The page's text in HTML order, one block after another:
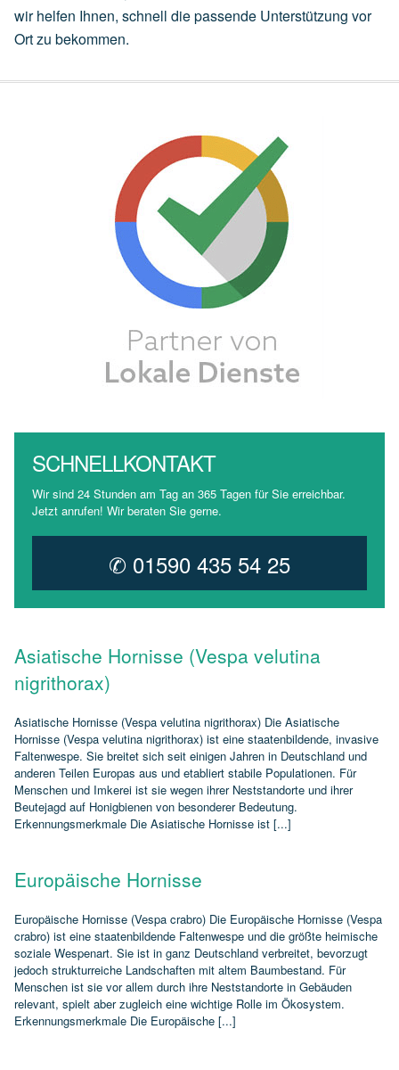
wir helfen Ihnen, schnell die passende Unterstützung vor
Ort zu bekommen.
SCHNELLKONTAKT
Wir sind 24 Stunden am Tag an 365 Tagen für Sie erreichbar.
Jetzt anrufen! Wir beraten Sie gerne.
✆ 01590 435 54 25
Asiatische Hornisse (Vespa velutina
nigrithorax)
Asiatische Hornisse (Vespa velutina nigrithorax) Die Asiatische
Hornisse (Vespa velutina nigrithorax) ist eine staatenbildende, invasive
Faltenwespe. Sie breitet sich seit einigen Jahren in Deutschland und
anderen Teilen Europas aus und etabliert stabile Populationen. Für
Menschen und Imkerei ist sie wegen ihrer Neststandorte und ihrer
Beutejagd auf Honigbienen von besonderer Bedeutung.
Erkennungsmerkmale Die Asiatische Hornisse ist [...]
Europäische Hornisse
Europäische Hornisse (Vespa crabro) Die Europäische Hornisse (Vespa
crabro) ist eine staatenbildende Faltenwespe und die größte heimische
soziale Wespenart. Sie ist in ganz Deutschland verbreitet, bevorzugt
jedoch strukturreiche Landschaften mit altem Baumbestand. Für
Menschen ist sie vor allem durch ihre Neststandorte in Gebäuden
relevant, spielt aber zugleich eine wichtige Rolle im Ökosystem.
Erkennungsmerkmale Die Europäische [...]